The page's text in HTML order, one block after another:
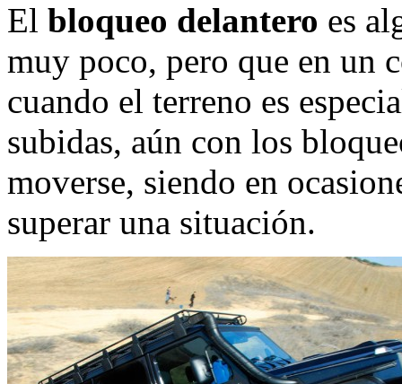
El bloqueo delantero es
muy poco, pero que en un
cuando el terreno es
subidas, aún con los
moverse, siendo en
superar una situación.